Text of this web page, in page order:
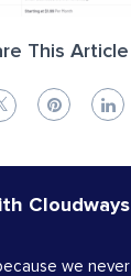
This Article
Cloudways
we never